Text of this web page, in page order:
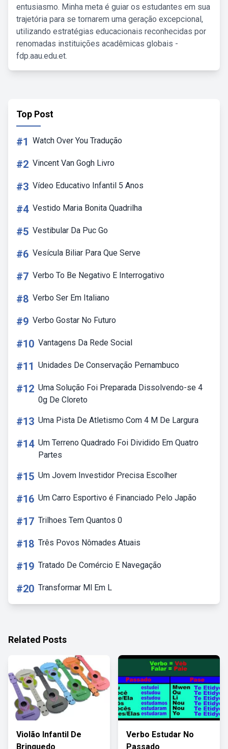
entusiasmo. Minha meta é guiar os estudantes em sua
trajetória para se tornarem uma geração excepcional,
utilizando estratégias educacionais reconhecidas por
renomadas instituições acadêmicas globais -
fdp.aau.edu.et.
Top Post
#1 Watch Over You Tradução
#2 Vincent Van Gogh Livro
#3 Vídeo Educativo Infantil 5 Anos
#4 Vestido Maria Bonita Quadrilha
#5 Vestibular Da Puc Go
#6 Vesícula Biliar Para Que Serve
#7 Verbo To Be Negativo E Interrogativo
#8 Verbo Ser Em Italiano
#9 Verbo Gostar No Futuro
#10 Vantagens Da Rede Social
#11 Unidades De Conservação Pernambuco
#12 Uma Solução Foi Preparada Dissolvendo-se 4
0g De Cloreto
#13 Uma Pista De Atletismo Com 4 M De Largura
#14 Um Terreno Quadrado Foi Dividido Em Quatro
Partes
#15 Um Jovem Investidor Precisa Escolher
#16 Um Carro Esportivo é Financiado Pelo Japão
#17 Trilhoes Tem Quantos 0
#18 Três Povos Nômades Atuais
#19 Tratado De Comércio E Navegação
#20 Transformar Ml Em L
Related Posts
Violão Infantil De
Brinquedo
Verbo Estudar No
Passado